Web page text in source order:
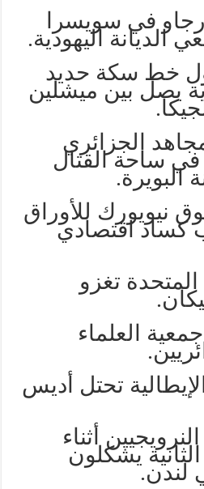
أرجاو في سويسرا
الديانة اليهودية.
أول خط سكة حديد
يصل بين ميشلين
الجزائري
ساحة القتال
البويرة.
سوق نيويورك للأوراق
كساد اقتصادي
المتحدة تغزو
جمعية العلماء
الإيطالية تحتل أديس
النرويجيين أثناء
يشكلون
لندن.